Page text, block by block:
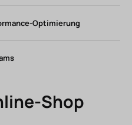
Optimierung
Shop